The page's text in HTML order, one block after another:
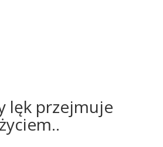
lęk przejmuje